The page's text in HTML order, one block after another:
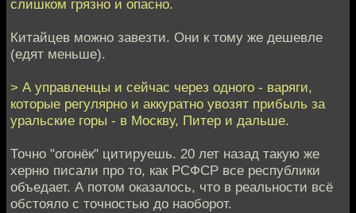
слишком грязно и опасно.
Китайцев можно завезти. Они к тому же дешевле
(едят меньше).
> А управленцы и сейчас через одного - варяги,
которые регулярно и аккуратно увозят прибыль за
уральские горы - в Москву, Питер и дальше.
Точно "огонёк" цитируешь. 20 лет назад такую же
херню писали про то, как РСФСР все республики
объедает. А потом оказалось, что в реальности всё
обстояло с точностью до наоборот.